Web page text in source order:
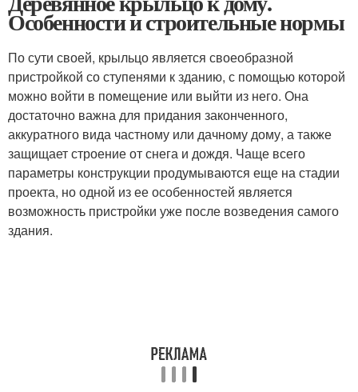
Особенности и строительные нормы
По сути своей, крыльцо является своеобразной
пристройкой со ступенями к зданию, с помощью которой
можно войти в помещение или выйти из него. Она
достаточно важна для придания законченного,
аккуратного вида частному или дачному дому, а также
защищает строение от снега и дождя. Чаще всего
параметры конструкции продумываются еще на стадии
проекта, но одной из ее особенностей является
возможность пристройки уже после возведения самого
здания.